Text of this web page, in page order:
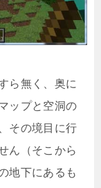
ら無く、奥に
ップと空洞の
その境目に行
ん（そこから
地下にあるも